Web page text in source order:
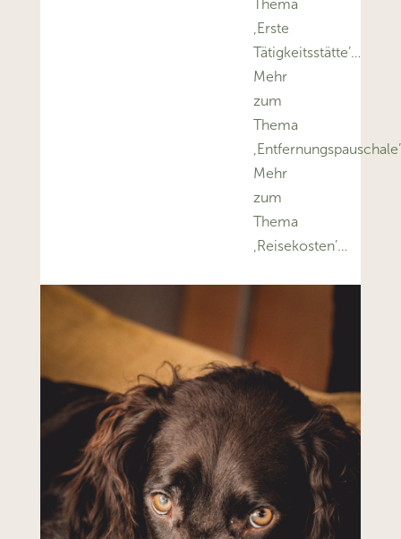
Thema
‚Erste
Tätigkeitsstätte’…
Mehr
zum
Thema
Mehr
zum
Thema
‚Reisekosten’…